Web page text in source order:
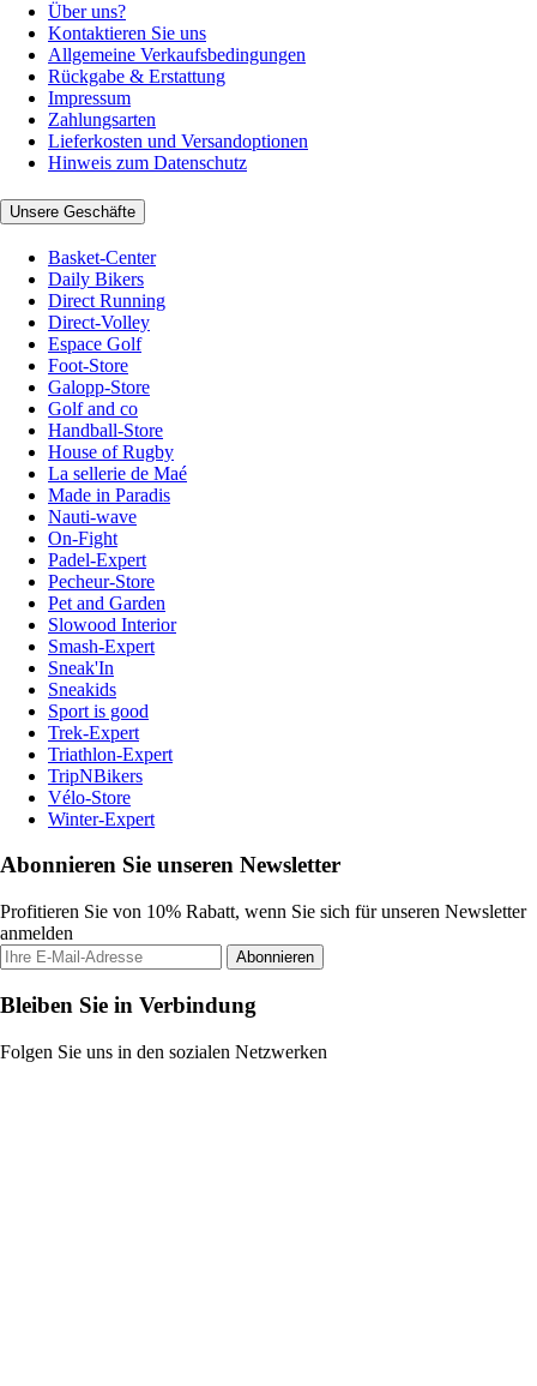
Über uns?
Kontaktieren Sie uns
Allgemeine Verkaufsbedingungen
Rückgabe & Erstattung
Impressum
Zahlungsarten
Lieferkosten und Versandoptionen
Hinweis zum Datenschutz
Unsere Geschäfte
Basket-Center
Daily Bikers
Direct Running
Direct-Volley
Espace Golf
Foot-Store
Galopp-Store
Golf and co
Handball-Store
House of Rugby
La sellerie de Maé
Made in Paradis
Nauti-wave
On-Fight
Padel-Expert
Pecheur-Store
Pet and Garden
Slowood Interior
Smash-Expert
Sneak'In
Sneakids
Sport is good
Trek-Expert
Triathlon-Expert
TripNBikers
Vélo-Store
Winter-Expert
Abonnieren Sie unseren Newsletter
Profitieren Sie von 10% Rabatt, wenn Sie sich für unseren Newsletter
anmelden
Abonnieren
Bleiben Sie in Verbindung
Folgen Sie uns in den sozialen Netzwerken